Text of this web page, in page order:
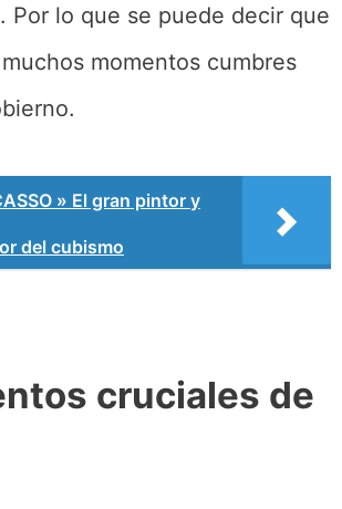
Por lo que se puede decir que
momentos cumbres
» El gran pintor y
del cubismo
cruciales de